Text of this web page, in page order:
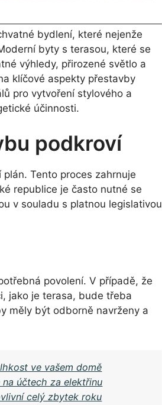
bydlení, které nejenže
byty s terasou, které se
výhledy, přirozené světlo a
klíčové aspekty přestavby
pro vytvoření stylového a
účinnosti.
podkroví
Tento proces zahrnuje
republice je často nutné se
v souladu s platnou legislativou
povolení. V případě, že
jako je terasa, bude třeba
měly být odborně navrženy a
ve vašem domě
účtech za elektřinu
celý zbytek roku